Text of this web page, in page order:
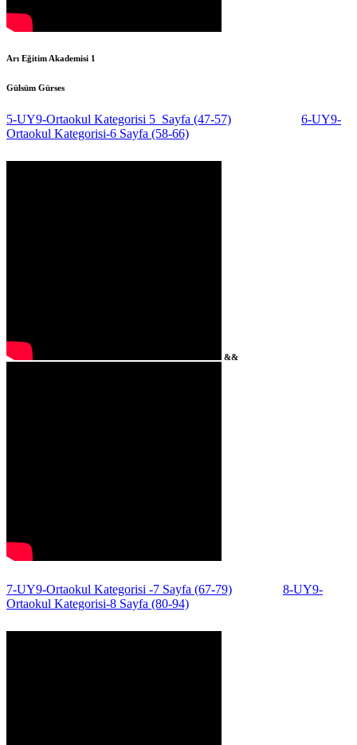
Arı Eğitim Akademisi 1
Gülsüm Gürses
5-UY9-Ortaokul Kategorisi 5 Sayfa (47-57)
6-UY9-
Ortaokul Kategorisi-6 Sayfa (58-66)
&&
7-UY9-Ortaokul Kategorisi -7 Sayfa (67-79)
8-UY9-
Ortaokul Kategorisi-8 Sayfa (80-94)